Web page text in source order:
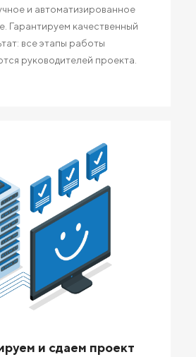
и автоматизированное
Гарантируем качественный
все этапы работы
руководителей проекта.
и сдаем проект